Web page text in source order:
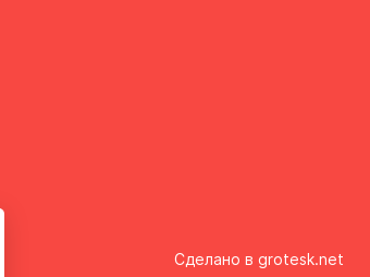
Сделано в grotesk.net